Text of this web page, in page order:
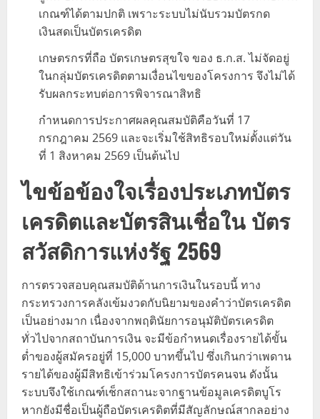
เกณฑ์ได้ตามปกติ เพราะระบบไม่นับรวมบัตรกด
เงินสดเป็นบัตรเครดิต
เกษตรกรที่ถือ บัตรเกษตรสุขใจ ของ ธ.ก.ส. ไม่จัดอยู่
ในกลุ่มบัตรเครดิตตามเงื่อนไขของโครงการ จึงไม่ได้
รับผลกระทบต่อการพิจารณาสิทธิ
กำหนดการประกาศผลคุณสมบัติคือวันที่ 17
กรกฎาคม 2569 และจะเริ่มใช้สิทธิรอบใหม่ตั้งแต่วัน
ที่ 1 สิงหาคม 2569 เป็นต้นไป
ไขข้อข้องใจเรื่องประเภทบัตร
เครดิตและบัตรสินเชื่อใน บัตร
สวัสดิการแห่งรัฐ 2569
การตรวจสอบคุณสมบัติด้านการเงินในรอบนี้ ทาง
กระทรวงการคลังเข้มงวดกับนิยามของคำว่าบัตรเครดิต
เป็นอย่างมาก เนื่องจากพฤตินัยการอนุมัติบัตรเครดิต
ทั่วไปจากสถาบันการเงิน จะมีข้อกำหนดเรื่องรายได้ขั้น
ต่ำของผู้สมัครอยู่ที่ 15,000 บาทขึ้นไป ซึ่งเกินกว่าเพดาน
รายได้ของผู้มีสิทธิเข้าร่วมโครงการบัตรคนจน ดังนั้น
ระบบจึงใช้เกณฑ์เช็กสถานะจากฐานข้อมูลเครดิตบูโร
หากยังมีชื่อเป็นผู้ถือบัตรเครดิตที่มีสัญลักษณ์สากลอย่าง